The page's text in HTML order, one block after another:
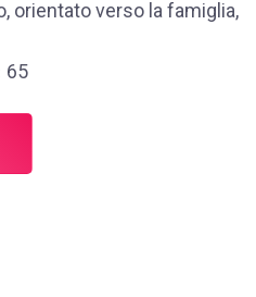
orientato verso la famiglia,
65